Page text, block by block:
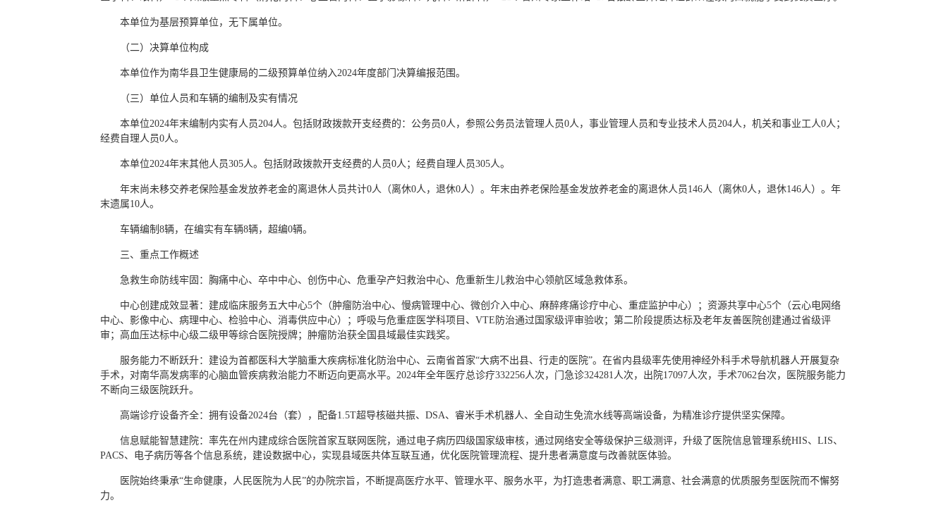
本单位为基层预算单位，无下属单位。
（二）决算单位构成
本单位作为南华县卫生健康局的二级预算单位纳入2024年度部门决算编报范围。
（三）单位人员和车辆的编制及实有情况
本单位2024年末编制内实有人员204人。包括财政拨款开支经费的：公务员0人，参照公务员法管理人员0人，事业管理人员和专业技术人员204人，机关和事业工人0人；
经费自理人员0人。
本单位2024年末其他人员305人。包括财政拨款开支经费的人员0人；经费自理人员305人。
年末尚未移交养老保险基金发放养老金的离退休人员共计0人（离休0人，退休0人）。年末由养老保险基金发放养老金的离退休人员146人（离休0人，退休146人）。年
末遗属10人。
车辆编制8辆，在编实有车辆8辆，超编0辆。
三、重点工作概述
急救生命防线牢固：胸痛中心、卒中中心、创伤中心、危重孕产妇救治中心、危重新生儿救治中心领航区域急救体系。
中心创建成效显著：建成临床服务五大中心5个（肿瘤防治中心、慢病管理中心、微创介入中心、麻醉疼痛诊疗中心、重症监护中心）；资源共享中心5个（云心电网络
中心、影像中心、病理中心、检验中心、消毒供应中心）；呼吸与危重症医学科项目、VTE防治通过国家级评审验收；第二阶段提质达标及老年友善医院创建通过省级评
审；高血压达标中心级二级甲等综合医院授牌；肿瘤防治获全国县域最佳实践奖。
服务能力不断跃升：建设为首都医科大学脑重大疾病标准化防治中心、云南省首家“大病不出县、行走的医院”。在省内县级率先使用神经外科手术导航机器人开展复杂
手术，对南华高发病率的心脑血管疾病救治能力不断迈向更高水平。2024年全年医疗总诊疗332256人次，门急诊324281人次，出院17097人次，手术7062台次，医院服务能力
不断向三级医院跃升。
高端诊疗设备齐全：拥有设备2024台（套），配备1.5T超导核磁共振、DSA、睿米手术机器人、全自动生免流水线等高端设备，为精准诊疗提供坚实保障。
信息赋能智慧建院：率先在州内建成综合医院首家互联网医院，通过电子病历四级国家级审核，通过网络安全等级保护三级测评，升级了医院信息管理系统HIS、LIS、
PACS、电子病历等各个信息系统，建设数据中心，实现县域医共体互联互通，优化医院管理流程、提升患者满意度与改善就医体验。
医院始终秉承“生命健康，人民医院为人民”的办院宗旨，不断提高医疗水平、管理水平、服务水平，为打造患者满意、职工满意、社会满意的优质服务型医院而不懈努
力。